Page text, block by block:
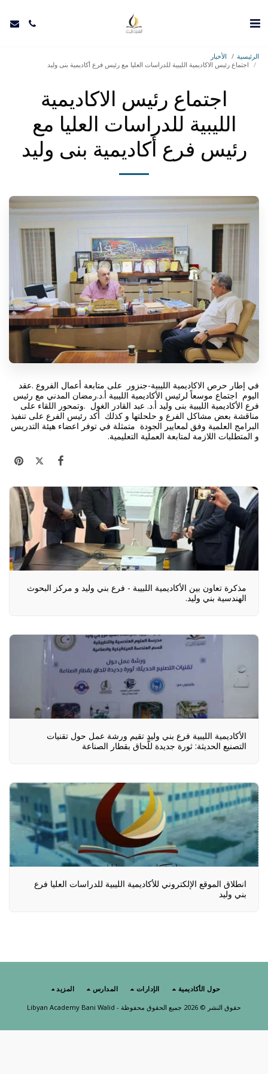
الرئيسية
الأخبار
اجتماع رئيس الاكاديمية الليبية للدراسات العليا مع رئيس فرع أكاديمية بنى وليد
اجتماع رئيس الاكاديمية
الليبية للدراسات العليا مع
رئيس فرع أكاديمية بنى وليد
في إطار حرص الاكاديمية الليبية-جنزور على متابعة أعمال الفروع .عقد
اليوم اجتماع موسعاً لرئيس الأكاديمية الليبية أ.د.رمضان المدني مع رئيس
فرع الأكاديمية الليبية بنى وليد أ.د. عبد القادر الغول .وتمحور اللقاء على
مناقشة بعض مشاكل الفرع و حلحلتها و كذلك أكد رئيس الفرع على تنفيذ
البرامج العلمية وفق لمعايير الجودة متمثلة في توفر اعضاء هيئة التدريس
و المتطلبات اللازمة لمتابعة العملية التعليمية.
مذكرة تعاون بين الأكاديمية اللبيبة - فرع بني وليد و مركز البحوث
الهندسية بني وليد.
الأكاديمية الليبية فرع بني وليد تقيم ورشة عمل حول تقنيات
التصنيع الحديثة: ثورة جديدة للَّحاق بقطار الصناعة
انطلاق الموقع الإلكتروني للأكاديمية الليبية للدراسات العليا فرع
بني وليد
حول الأكاديمية الإدارات المدارس المزيد
حقوق النشر © 2026 جميع الحقوق محفوظة - Libyan Academy Bani Walid